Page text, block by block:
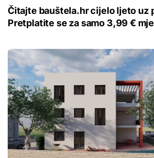
Čitajte bauštela.hr cijelo ljeto uz
Pretplatite se za samo 3,99 €